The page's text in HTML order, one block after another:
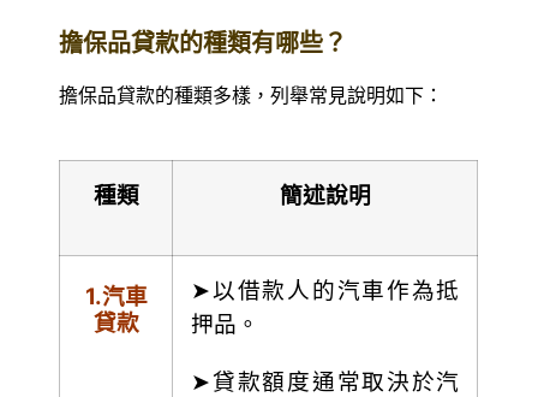
擔保品貸款的種類有哪些？
擔保品貸款的種類多樣，列舉常見說明如下：
種類 簡述說明
1.汽車
貸款
➤以借款人的汽車作為抵
押品。
➤貸款額度通常取決於汽